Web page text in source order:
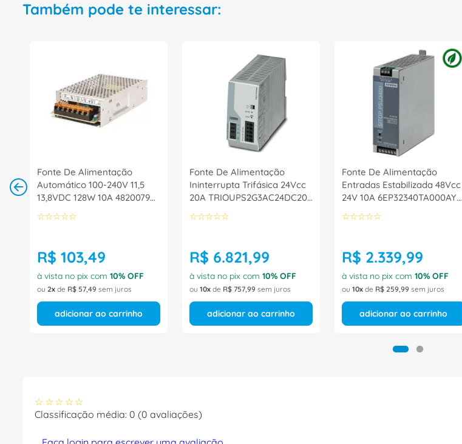
Também pode te interessar:
Fonte De Alimentação
Automático 100-240V 11,5
13,8VDC 128W 10A 4820079
Intelbras
☆☆☆☆☆
R$ 103,49
à vista no pix com 10% OFF
ou 2 de R$ 57,49 sem juros
adicionar ao carrinho
Fonte De Alimentação
Ininterrupta Trifásica 24Vcc
20A TRIOUPS2G3AC24DC20
Phoenix Contact
☆☆☆☆☆
R$ 6.821,99
à vista no pix com 10% OFF
ou 10 de R$ 757,99 sem juros
adicionar ao carrinho
Fonte De Alimentação
Entradas Estabilizada 48Vcc
24V 10A 6EP32340TA000AY0
Siemens
☆☆☆☆☆
R$ 2.339,99
à vista no pix com 10% OFF
ou 10 de R$ 259,99 sem juros
adicionar ao carrinho
☆ ☆ ☆ ☆ ☆
Classificação média: 0 (0 avaliações)